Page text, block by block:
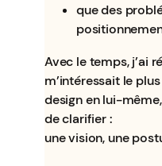
que des
Avec le temps, j’ai
m’intéressait le
design en lui-
de clarifier :
une vision, une